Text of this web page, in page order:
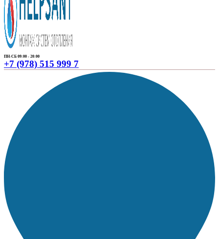
ПН-СБ 09:00 - 20:00
+7 (978) 515 999 7